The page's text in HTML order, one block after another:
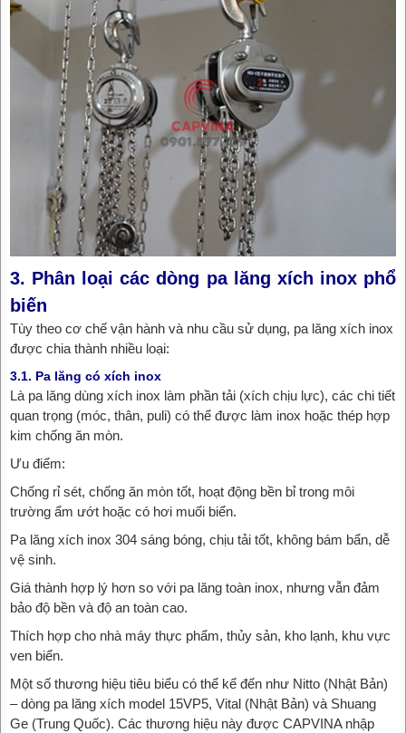
3. Phân loại các dòng pa lăng xích inox phổ
biến
Tùy theo cơ chế vận hành và nhu cầu sử dụng, pa lăng xích inox
được chia thành nhiều loại:
3.1. Pa lăng có xích inox
Là pa lăng dùng xích inox làm phần tải (xích chịu lực), các chi tiết
quan trọng (móc, thân, puli) có thể được làm inox hoặc thép hợp
kim chống ăn mòn.
Ưu điểm:
Chống rỉ sét, chống ăn mòn tốt, hoạt động bền bỉ trong môi
trường ẩm ướt hoặc có hơi muối biển.
Pa lăng xích inox 304 sáng bóng, chịu tải tốt, không bám bẩn, dễ
vệ sinh.
Giá thành hợp lý hơn so với pa lăng toàn inox, nhưng vẫn đảm
bảo độ bền và độ an toàn cao.
Thích hợp cho nhà máy thực phẩm, thủy sản, kho lạnh, khu vực
ven biển.
Một số thương hiệu tiêu biểu có thể kể đến như Nitto (Nhật Bản)
– dòng pa lăng xích model 15VP5, Vital (Nhật Bản) và Shuang
Ge (Trung Quốc). Các thương hiệu này được CAPVINA nhập